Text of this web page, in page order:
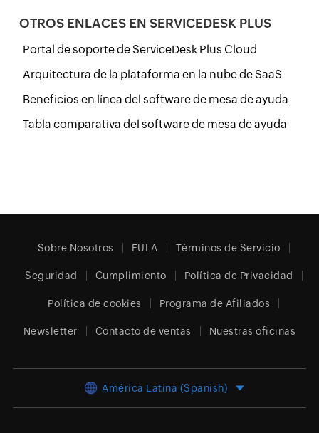
OTROS ENLACES EN SERVICEDESK PLUS
Portal de soporte de ServiceDesk Plus Cloud
Arquitectura de la plataforma en la nube de SaaS
Beneficios en línea del software de mesa de ayuda
Tabla comparativa del software de mesa de ayuda
Sobre Nosotros EULA Términos de Servicio
Seguridad Cumplimiento Política de Privacidad
Política de cookies Programa de Afiliados
Newsletter Contacto de ventas Nuestras oficinas
América Latina (Spanish)